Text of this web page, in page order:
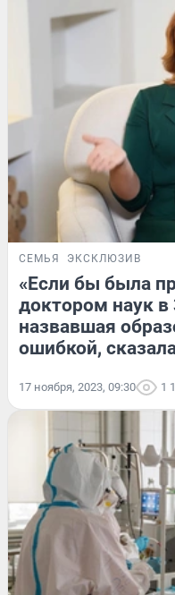
СЕМЬЯ ЭКСКЛЮЗИВ
«Если бы была
доктором наук в
назвавшая
ошибкой,
17 ноября, 2023, 09:30 1